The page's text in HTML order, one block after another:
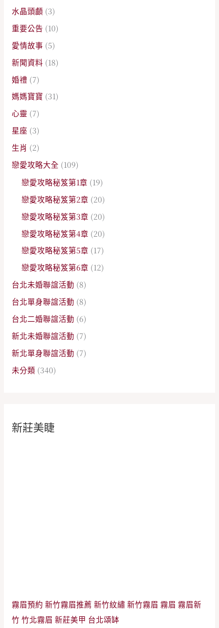
水晶頭顱 (3)
重要公告 (10)
愛情故事 (5)
新聞資料 (18)
婚禮 (7)
媽媽寶寶 (31)
心靈 (7)
星座 (3)
生肖 (2)
戀愛攻略大全 (109)
戀愛攻略秘笈第1章 (19)
戀愛攻略秘笈第2章 (20)
戀愛攻略秘笈第3章 (20)
戀愛攻略秘笈第4章 (20)
戀愛攻略秘笈第5章 (17)
戀愛攻略秘笈第6章 (12)
台北未婚聯誼活動 (8)
台北單身聯誼活動 (8)
台北二婚聯誼活動 (6)
新北未婚聯誼活動 (7)
新北單身聯誼活動 (7)
未分類 (340)
新莊美睫
霧眉預約 新竹霧眉推薦 新竹紋繡 新竹霧眉 霧眉 霧眉新
竹 竹北霧眉 新莊美甲 台北頌缽